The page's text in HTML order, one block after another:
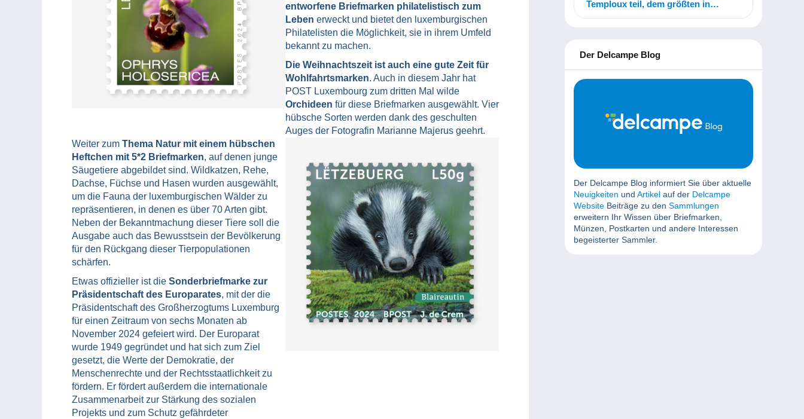
entworfene Briefmarken philatelistisch zum
Leben erweckt und bietet den luxemburgischen
Philatelisten die Möglichkeit, sie in ihrem Umfeld
bekannt zu machen.
Die Weihnachtszeit ist auch eine gute Zeit für
Wohlfahrtsmarken. Auch in diesem Jahr hat
POST Luxembourg zum dritten Mal wilde
Orchideen für diese Briefmarken ausgewählt. Vier
hübsche Sorten werden dank des geschulten
Auges der Fotografin Marianne Majerus geehrt.
Weiter zum Thema Natur mit einem hübschen
Heftchen mit 5*2 Briefmarken, auf denen junge
Säugetiere abgebildet sind. Wildkatzen, Rehe,
Dachse, Füchse und Hasen wurden ausgewählt,
um die Fauna der luxemburgischen Wälder zu
repräsentieren, in denen es über 70 Arten gibt.
Neben der Bekanntmachung dieser Tiere soll die
Ausgabe auch das Bewusstsein der Bevölkerung
für den Rückgang dieser Tierpopulationen
schärfen.
Etwas offizieller ist die Sonderbriefmarke zur
Präsidentschaft des Europarates, mit der die
Präsidentschaft des Großherzogtums Luxemburg
für einen Zeitraum von sechs Monaten ab
November 2024 gefeiert wird. Der Europarat
wurde 1949 gegründet und hat sich zum Ziel
gesetzt, die Werte der Demokratie, der
Menschenrechte und der Rechtsstaatlichkeit zu
fördern. Er fördert außerdem die internationale
Zusammenarbeit zur Stärkung des sozialen
Projekts und zum Schutz gefährdeter
Temploux teil, dem größten in
Der Delcampe Blog
Der Delcampe Blog informiert Sie über aktuelle
Neuigkeiten und Artikel auf der Delcampe
Website Beiträge zu den Sammlungen
erweitern Ihr Wissen über Briefmarken,
Münzen, Postkarten und andere Interessen
begeisterter Sammler.